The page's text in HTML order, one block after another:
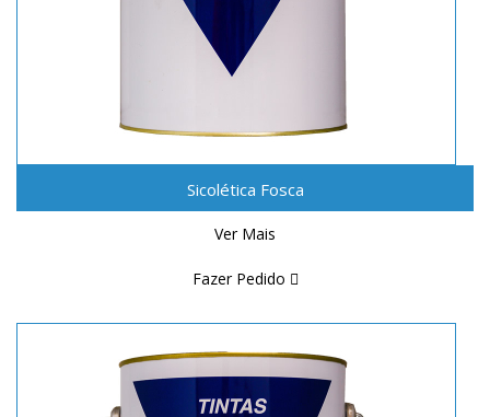
Sicolética Fosca
Ver Mais
Fazer Pedido